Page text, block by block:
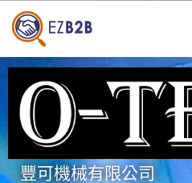
豐可機械有限公司